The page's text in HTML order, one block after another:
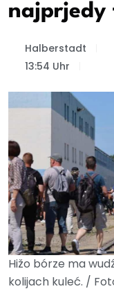
najprjedy
Halberstadt
13:54 Uhr
Hižo bórze ma
kolijach kuleć. /